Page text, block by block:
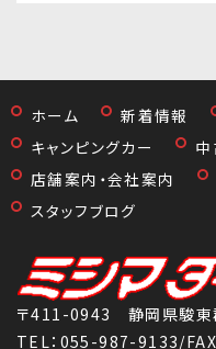
ホーム 新着情報
キャンピングカー
店舗案内・会社案内
スタッフブログ
〒411-0943 静岡県駿東
TEL： 055-987-9133/